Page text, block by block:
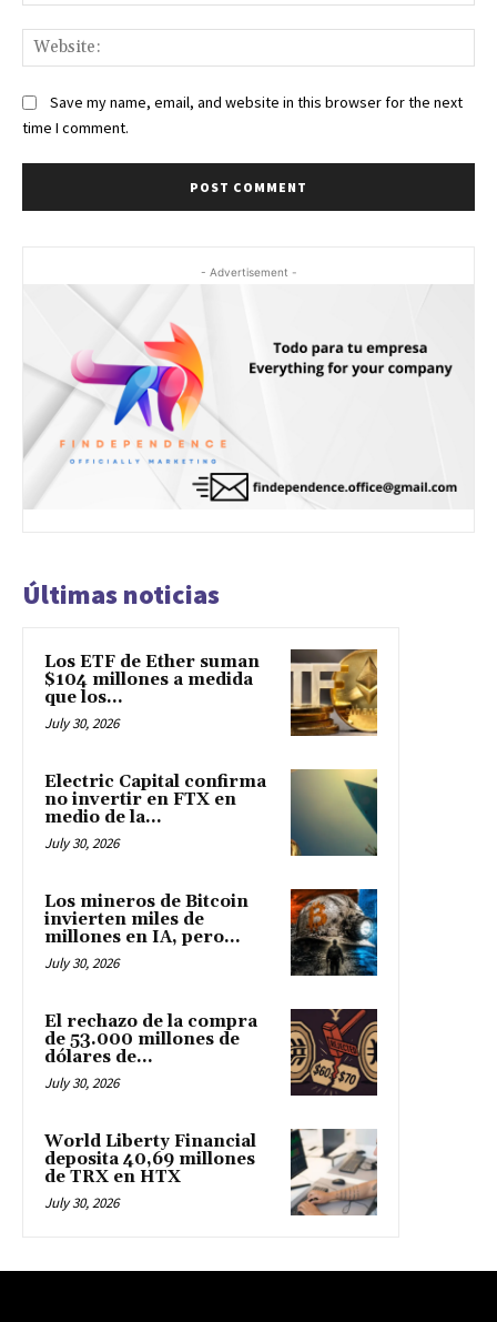
Save my name, email, and website in this browser for the next
time I comment.
- Advertisement -
Últimas noticias
Los ETF de Ether suman
$104 millones a medida
que los...
July 30, 2026
Electric Capital confirma
no invertir en FTX en
medio de la...
July 30, 2026
Los mineros de Bitcoin
invierten miles de
millones en IA, pero...
July 30, 2026
El rechazo de la compra
de 53.000 millones de
dólares de...
July 30, 2026
World Liberty Financial
deposita 40,69 millones
de TRX en HTX
July 30, 2026